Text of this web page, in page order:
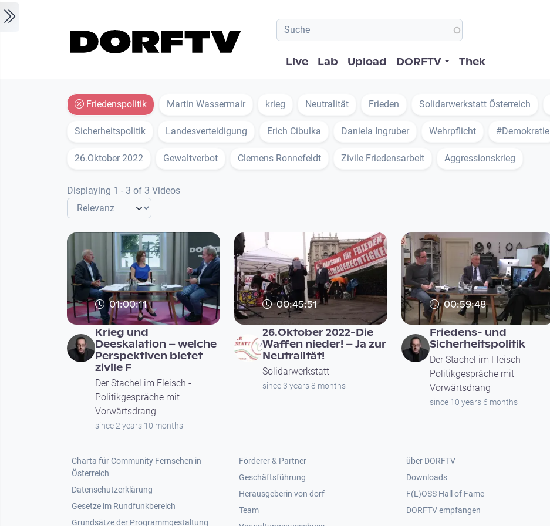
Hauptnavigation
Live Lab Upload DORFTV Thek
Friedenspolitik Martin Wassermair krieg Neutralität Frieden Solidarwerkstatt Österreich
Sicherheitspolitik Landesverteidigung Erich Cibulka Daniela Ingruber Wehrpflicht #Demokratie
26.Oktober 2022 Gewaltverbot Clemens Ronnefeldt Zivile Friedensarbeit Aggressionskrieg
Displaying 1 - 3 of 3 Videos
01:00:11
Krieg und
Deeskalation – welche
Perspektiven bietet
zivile F
Der Stachel im Fleisch -
Politikgespräche mit
Vorwärtsdrang
since 2 years 10 months
00:45:51
26.Oktober 2022-Die
Waffen nieder! – Ja zur
Neutralität!
Solidarwerkstatt
since 3 years 8 months
00:59:48
Friedens- und
Sicherheitspolitik
Der Stachel im Fleisch -
Politikgespräche mit
Vorwärtsdrang
since 10 years 6 months
Footer 1
Charta für Community Fernsehen in
Österreich
Datenschutzerklärung
Gesetze im Rundfunkbereich
Grundsätze der Programmgestaltung
Footer 2
Förderer & Partner
Geschäftsführung
Herausgeberin von dorf
Team
Footer 3
über DORFTV
Downloads
F(L)OSS Hall of Fame
Footer 4
DORFTV empfangen